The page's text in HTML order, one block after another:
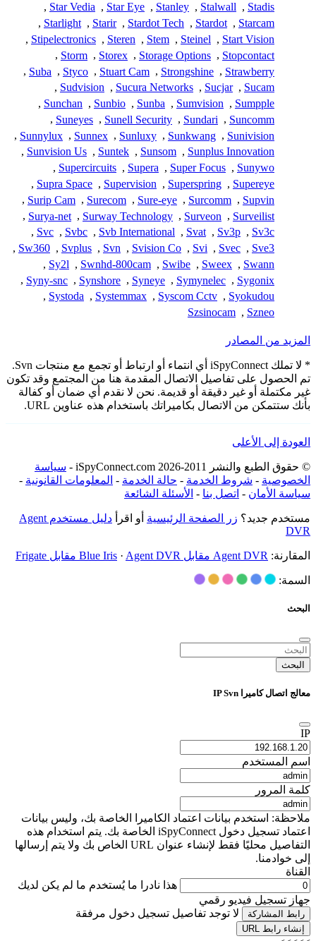
Stadis
,
Stalwall
,
Stanley
,
Star Eye
,
Star Vedia
,
Starcam
,
Stardot
,
Stardot Tech
,
Starir
,
Starlight
,
Start Vision
,
Steinel
,
Stem
,
Steren
,
Stipelectronics
,
Stopcontact
,
Storage Options
,
Storex
,
Storm
,
Strawberry
,
Strongshine
,
Stuart Cam
,
Styco
,
Suba
,
Sucam
,
Sucjar
,
Sucura Networks
,
Sudvision
,
Sumpple
,
Sumvision
,
Sunba
,
Sunbio
,
Sunchan
,
Suncomm
,
Sundari
,
Sunell Security
,
Suneyes
,
Sunivision
,
Sunkwang
,
Sunluxy
,
Sunnex
,
Sunnylux
,
Sunplus Innovation
,
Sunsom
,
Suntek
,
Sunvision Us
,
Sunywo
,
Super Focus
,
Supera
,
Supercircuits
,
Supereye
,
Superspring
,
Supervision
,
Supra Space
,
Supvin
,
Surcomm
,
Sure-eye
,
Surecom
,
Surip Cam
,
Surveilist
,
Surveon
,
Surway Technology
,
Surya-net
,
Sv3c
,
Sv3p
,
Svat
,
Svb International
,
Svbc
,
Svc
,
Sve3
,
Svec
,
Svi
,
Svision Co
,
Svn
,
Svplus
,
Sw360
,
Swann
,
Sweex
,
Swibe
,
Swnhd-800cam
,
Sy2l
,
Sygonix
,
Symynelec
,
Syneye
,
Synshore
,
Syny-snc
,
Syokudou
,
Syscom Cctv
,
Systemmax
,
Systoda
,
Szneo
,
Szsinocam
المزيد من المصادر
* لا تملك iSpyConnect أي انتماء أو ارتباط أو تجمع مع منتجات Svn.
تم الحصول على تفاصيل الاتصال المقدمة هنا من المجتمع وقد تكون
غير مكتملة أو غير دقيقة أو قديمة. نحن لا نقدم أي ضمان أو كفالة
بأنك ستتمكن من الاتصال بكاميراتك باستخدام هذه عناوين URL.
العودة إلى الأعلى
© حقوق الطبع والنشر 2011-2026 iSpyConnect.com -
سياسة
الخصوصية - شروط الخدمة - حالة الخدمة - المعلومات القانونية -
سياسة الأمان - اتصل بنا - الأسئلة الشائعة
مستخدم جديد؟ زر الصفحة الرئيسية أو اقرأ
دليل مستخدم Agent
DVR
المقارنة: Agent DVR مقابل Blue Iris · Agent DVR مقابل Frigate
السمة:
البحث
البحث
معالج اتصال كاميرا IP Svn
IP
اسم المستخدم
كلمة المرور
ملاحظة: استخدم بيانات اعتماد الكاميرا الخاصة بك، وليس بيانات
اعتماد تسجيل دخول iSpyConnect الخاصة بك. يتم استخدام هذه
التفاصيل محليًا فقط لإنشاء عنوان URL الخاص بك ولا يتم إرسالها
إلى خوادمنا.
القناة
هذا نادرا ما يُستخدم ما لم يكن لديك
جهاز تسجيل فيديو رقمي
رابط المشاركة لا توجد تفاصيل تسجيل دخول مرفقة
إنشاء رابط URL